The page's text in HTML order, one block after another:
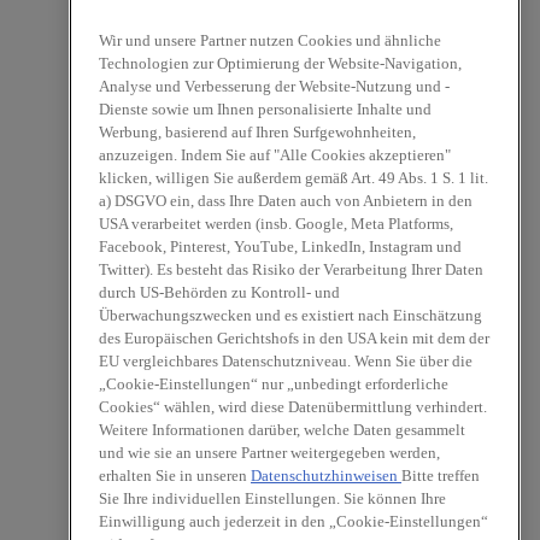
Wir und unsere Partner nutzen Cookies und ähnliche
Technologien zur Optimierung der Website-Navigation,
Analyse und Verbesserung der Website-Nutzung und -
Dienste sowie um Ihnen personalisierte Inhalte und
Werbung, basierend auf Ihren Surfgewohnheiten,
anzuzeigen. Indem Sie auf "Alle Cookies akzeptieren"
klicken, willigen Sie außerdem gemäß Art. 49 Abs. 1 S. 1 lit.
a) DSGVO ein, dass Ihre Daten auch von Anbietern in den
USA verarbeitet werden (insb. Google, Meta Platforms,
Facebook, Pinterest, YouTube, LinkedIn, Instagram und
Twitter). Es besteht das Risiko der Verarbeitung Ihrer Daten
durch US-Behörden zu Kontroll- und
Überwachungszwecken und es existiert nach Einschätzung
des Europäischen Gerichtshofs in den USA kein mit dem der
EU vergleichbares Datenschutzniveau. Wenn Sie über die
„Cookie-Einstellungen“ nur „unbedingt erforderliche
Cookies“ wählen, wird diese Datenübermittlung verhindert.
Weitere Informationen darüber, welche Daten gesammelt
und wie sie an unsere Partner weitergegeben werden,
erhalten Sie in unseren Datenschutzhinweisen Bitte treffen
Sie Ihre individuellen Einstellungen. Sie können Ihre
Einwilligung auch jederzeit in den „Cookie-Einstellungen“